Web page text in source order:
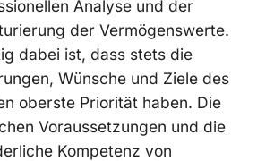
Analyse und der
der Vermögenswerte.
dabei ist, dass stets die
Wünsche und Ziele des
oberste Priorität haben. Die
Voraussetzungen und die
Kompetenz von